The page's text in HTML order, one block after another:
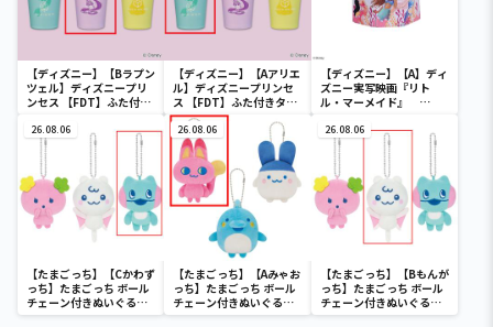
【ディズニー】【Bラプン
ツェル】ディズニープリ
ンセス 【FDT】ふた付き
【ディズニー】【Aアリエ
ル】ディズニープリンセ
ス 【FDT】ふた付きタン
ブラー
【ディズニー】【A】ディ
ズニー実写映画『リト
ル・マーメイド』
チェアー
26.08.06
【たまごっち】【Cかわず
っち】たまごっち ボール
チェーン付きぬいぐるみ
～Tamagotchi
26.08.06
【たまごっち】【Aみゃお
っち】たまごっち ボール
チェーン付きぬいぐるみ
～Tamagotchi
26.08.06
【たまごっち】【Bもんが
っち】たまごっち ボール
チェーン付きぬいぐるみ
～Tamagotchi